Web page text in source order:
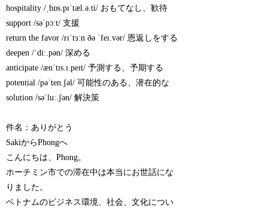
hospitality /ˌhɒs.pɪˈtæl.ə.ti/ おもてなし、歓待
support /səˈpɔːt/ 支援
return the favor /rɪˈtɜːn ðə ˈfeɪ.vər/ 恩返しをする
deepen /ˈdiː.pən/ 深める
anticipate /ænˈtɪs.ɪ.peɪt/ 予測する、予期する
potential /pəˈten.ʃəl/ 可能性のある、潜在的な
solution /səˈluː.ʃən/ 解決策
件名：ありがとう
SakiからPhongへ
こんにちは、Phong。
ホーチミン市での滞在中は本当にお世話にな
りました。
ベトナムのビジネス環境、社会、文化につい